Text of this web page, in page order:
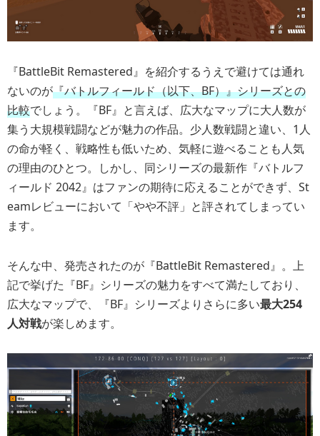
『BattleBit Remastered』を紹介するうえで避けては通れ
ないのが『バトルフィールド（以下、BF）』シリーズとの
比較でしょう。『BF』と言えば、広大なマップに大人数が
集う大規模戦闘などが魅力の作品。少人数戦闘と違い、1人
の命が軽く、戦略性も低いため、気軽に遊べることも人気
の理由のひとつ。しかし、同シリーズの最新作『バトルフ
ィールド 2042』はファンの期待に応えることができず、St
eamレビューにおいて「やや不評」と評されてしまってい
ます。
そんな中、発売されたのが『BattleBit Remastered』。上
記で挙げた『BF』シリーズの魅力をすべて満たしており、
広大なマップで、『BF』シリーズよりさらに多い最大254
人対戦が楽しめます。